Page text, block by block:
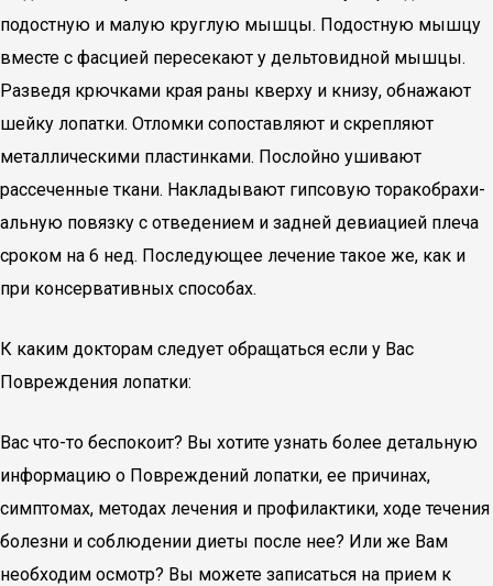
подостную и малую круглую мышцы. Подостную мышцу
вместе с фасцией пересекают у дельтовидной мышцы.
Разведя крючками края раны кверху и книзу, обнажают
шейку лопатки. Отломки сопоставляют и скрепляют
металлическими пластинками. Послойно ушивают
рассеченные ткани. Накладывают гипсовую торакобрахи-
альную повязку с отведением и задней девиацией плеча
сроком на 6 нед. Последующее лечение такое же, как и
при консервативных способах.
К каким докторам следует обращаться если у Вас
Повреждения лопатки:
Вас что-то беспокоит? Вы хотите узнать более детальную
информацию о Повреждений лопатки, ее причинах,
симптомах, методах лечения и профилактики, ходе течения
болезни и соблюдении диеты после нее? Или же Вам
необходим осмотр? Вы можете записаться на прием к